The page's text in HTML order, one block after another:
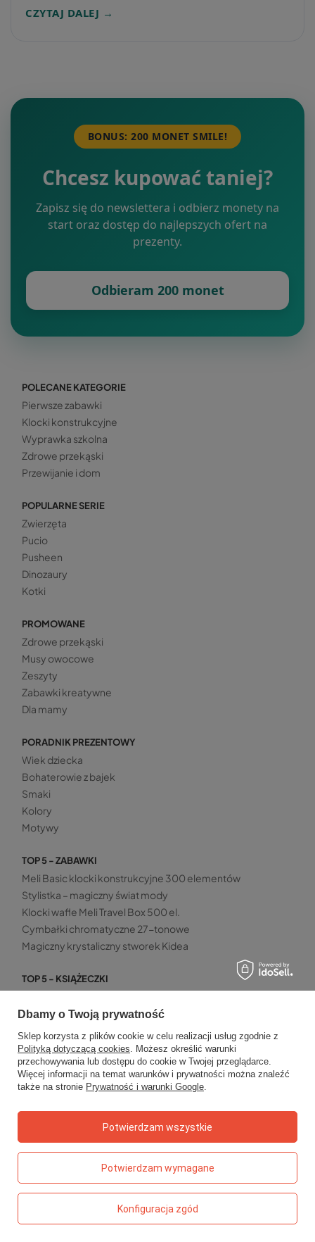
dobrze odnajdą się w podróży, na weekendzie i w
CZYTAJ DALEJ →
BONUS: 200 MONET SMILE!
Chcesz kupować taniej?
Zapisz się do newslettera i odbierz monety na
start oraz dostęp do najlepszych ofert na
prezenty.
Odbieram 200 monet
POLECANE KATEGORIE
Pierwsze zabawki
Klocki konstrukcyjne
Wyprawka szkolna
Zdrowe przekąski
Przewijanie i dom
POPULARNE SERIE
Zwierzęta
Pucio
Pusheen
Dinozaury
Kotki
PROMOWANE
Zdrowe przekąski
Musy owocowe
Zeszyty
Zabawki kreatywne
Dla mamy
PORADNIK PREZENTOWY
Wiek dziecka
Bohaterowie z bajek
Smaki
Kolory
Motywy
TOP 5 - ZABAWKI
Meli Basic klocki konstrukcyjne 300 elementów
Stylistka – magiczny świat mody
Klocki wafle Meli Travel Box 500 el.
Cymbałki chromatyczne 27-tonowe
Magiczny krystaliczny stworek Kidea
TOP 5 - KSIĄŻECZKI
Kaligrafia dla dzieci
Karolcia – Maria Krüger
Książka z rowkami – literki
Pucio na wakacjach
Gra w aucie – mini zestaw Kangur
Dzwoniąca zabawa – gra z dzwonkiem
Sen – gra karciana
Qwirkle – gra planszowa
Dbamy o Twoją prywatność
Sklep korzysta z plików cookie w celu realizacji usług zgodnie z
Polityką dotyczącą cookies. Możesz określić warunki
przechowywania lub dostępu do cookie w Twojej przeglądarce.
Więcej informacji na temat warunków i prywatności można znaleźć
także na stronie Prywatność i warunki Google.
Potwierdzam wymagane
Konfiguracja zgód
Potwierdzam wszystkie